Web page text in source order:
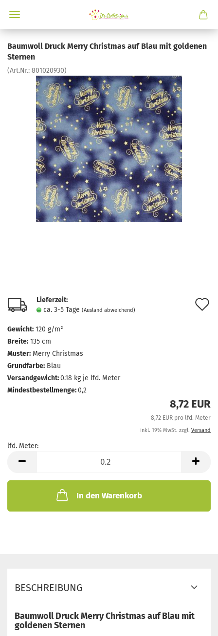
Baumwoll Druck Merry Christmas auf Blau mit goldenen
Sternen
(Art.Nr.: 801020930)
Lieferzeit:
ca. 3-5 Tage (Ausland abweichend)
Gewicht: 120 g/m²
Breite: 135 cm
Muster: Merry Christmas
Grundfarbe: Blau
Versandgewicht:0.18 kg je lfd. Meter
Mindestbestellmenge:0,2
8,72 EUR
8,72 EUR pro lfd. Meter
inkl. 19% MwSt. zzgl. Versand
lfd. Meter:
Meter
In den Warenkorb
BESCHREIBUNG
Baumwoll Druck Merry Christmas auf Blau mit
goldenen Sternen